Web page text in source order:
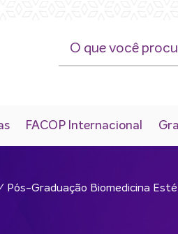
FACOP Internacional
Pós-Graduação Biomedicina